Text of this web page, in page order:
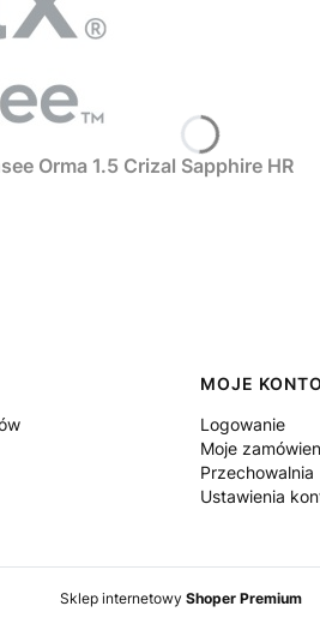
Orma 1.5 Crizal Sapphire HR
MOJE KONTO
Logowanie
Moje
Przechowalnia
Ustawienia
Sklep internetowy Shoper Premium